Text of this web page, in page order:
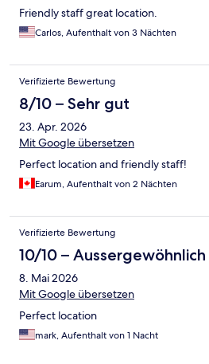
Friendly staff great location.
Carlos, Aufenthalt von 3 Nächten
Verifizierte Bewertung
8/10 – Sehr gut
23. Apr. 2026
Mit Google übersetzen
Perfect location and friendly staff!
Earum, Aufenthalt von 2 Nächten
Verifizierte Bewertung
10/10 – Aussergewöhnlich
8. Mai 2026
Mit Google übersetzen
Perfect location
mark, Aufenthalt von 1 Nacht